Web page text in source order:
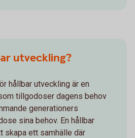
utveckling?
hållbar utveckling är en
tillgodoser dagens behov
generationers
sina behov. En hållbar
skapa ett samhälle där